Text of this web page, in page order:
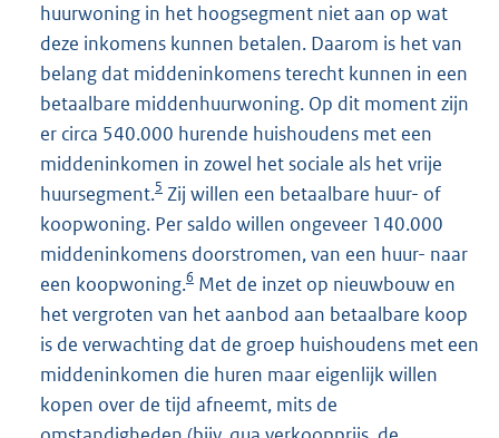
huurwoning in het hoogsegment niet aan op wat
deze inkomens kunnen betalen. Daarom is het van
belang dat middeninkomens terecht kunnen in een
betaalbare middenhuurwoning. Op dit moment zijn
er circa 540.000 hurende huishoudens met een
middeninkomen in zowel het sociale als het vrije
huursegment.5 Zij willen een betaalbare huur- of
koopwoning. Per saldo willen ongeveer 140.000
middeninkomens doorstromen, van een huur- naar
een koopwoning.6 Met de inzet op nieuwbouw en
het vergroten van het aanbod aan betaalbare koop
is de verwachting dat de groep huishoudens met een
middeninkomen die huren maar eigenlijk willen
kopen over de tijd afneemt, mits de